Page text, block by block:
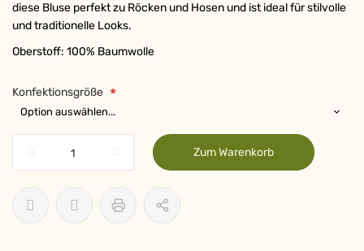
diese Bluse perfekt zu Röcken und Hosen und ist ideal für stilvolle
und traditionelle Looks.
Oberstoff: 100% Baumwolle
Konfektionsgröße
Zum Warenkorb